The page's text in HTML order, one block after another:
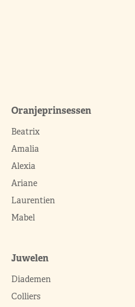
Oranjeprinsessen
Beatrix
Amalia
Alexia
Ariane
Laurentien
Mabel
Juwelen
Diademen
Colliers